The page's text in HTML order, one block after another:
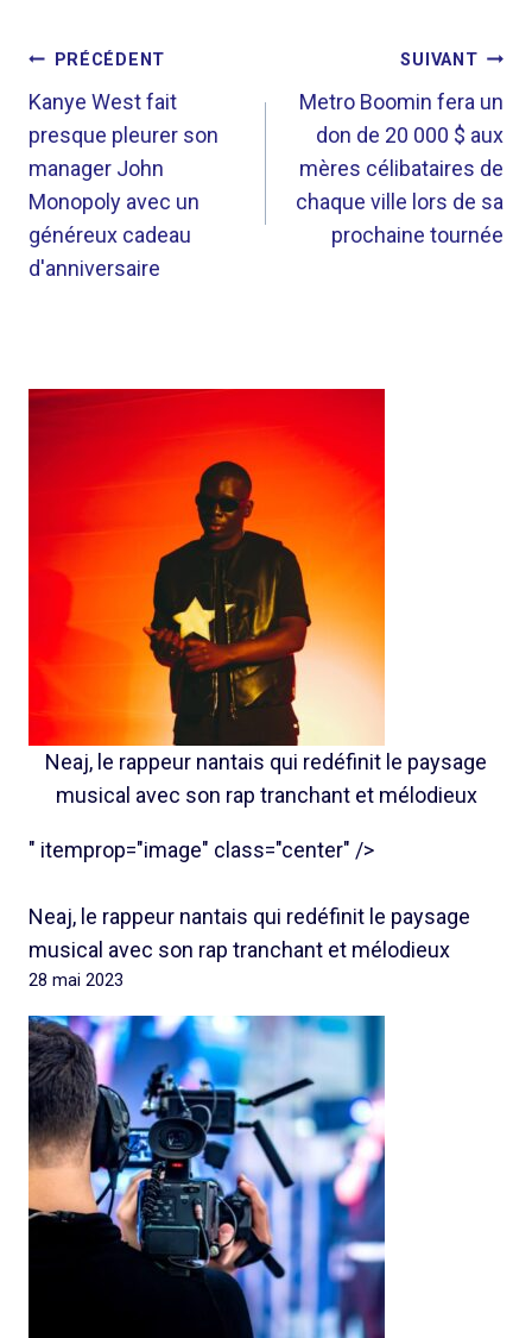
NAVIGATION
DE
L’ARTICLE
PRÉCÉDENT
Kanye West fait
presque pleurer son
manager John
Monopoly avec un
généreux cadeau
d'anniversaire
SUIVANT
Metro Boomin fera un
don de 20 000 $ aux
mères célibataires de
chaque ville lors de sa
prochaine tournée
Neaj, le rappeur nantais qui redéfinit le paysage
musical avec son rap tranchant et mélodieux
" itemprop="image" class="center" />
Neaj, le rappeur nantais qui redéfinit le paysage
musical avec son rap tranchant et mélodieux
28 mai 2023